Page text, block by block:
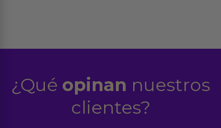
¿Qué opinan nuestros
clientes?